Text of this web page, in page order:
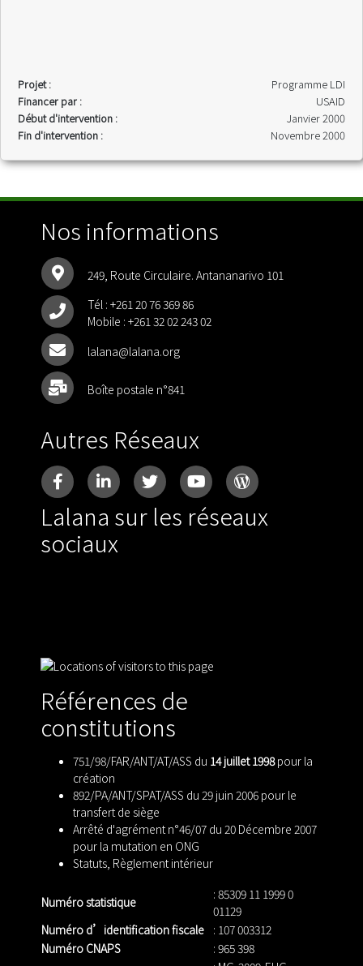
Projet :
Programme LDI
Financer par :
USAID
Début d'intervention :
Janvier 2000
Fin d'intervention :
Novembre 2000
Nos informations
249, Route Circulaire. Antananarivo 101
Tél : +261 20 76 369 86
Mobile : +261 32 02 243 02
lalana@lalana.org
Boîte postale n°841
Autres Réseaux
Lalana sur les réseaux
sociaux
Références de
constitutions
751/98/FAR/ANT/AT/ASS du 14 juillet 1998pour la
création
892/PA/ANT/SPAT/ASS du 29 juin 2006 pour le
transfert de siège
Arrêté d'agrément n°46/07 du 20 Décembre 2007
pour la mutation en ONG
Statuts Règlement intérieur
Numéro statistique
: 85309 11 1999 0
01129
Numéro d’identification fiscale : 107 003312
Numéro CNAPS
: 965 398